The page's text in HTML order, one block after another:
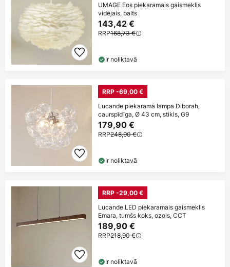
UMAGE Eos piekaramais gaismeklis
vidējais, balts
143,42 €
RRP168,73 €
Ir noliktavā
RRP -69,00 €
Lucande piekaramā lampa Diborah,
caurspīdīga, Ø 43 cm, stikls, G9
179,90 €
RRP248,90 €
Ir noliktavā
RRP -29,00 €
Lucande LED piekaramais gaismeklis
Emara, tumšs koks, ozols, CCT
189,90 €
RRP218,90 €
Ir noliktavā